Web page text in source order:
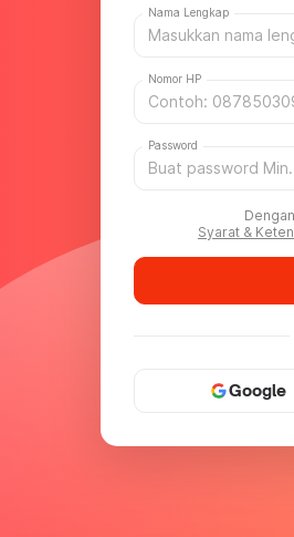
Nama Lengkap
Nomor HP
Password
Syarat &
Google